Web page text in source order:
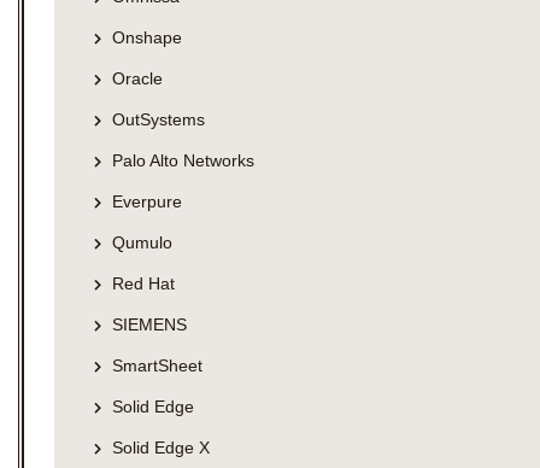
Onshape
Oracle
OutSystems
Palo Alto Networks
Everpure
Qumulo
Red Hat
SIEMENS
SmartSheet
Solid Edge
Solid Edge X